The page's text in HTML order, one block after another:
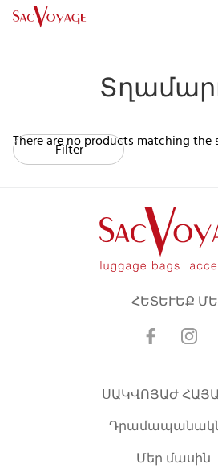
Filter
There are no products matching the
ՀԵՏԵՒԵՔ
ՍԱԿՎՈՅԱԺ
Մեր մասին